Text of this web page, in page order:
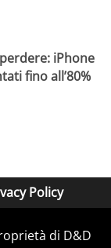
iPhone
fino all’80%
Policy
di D&D